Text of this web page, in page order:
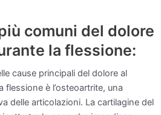
comuni del dolore
la flessione:
cause principali del dolore al
flessione è l’osteoartrite, una
delle articolazioni. La cartilagine del